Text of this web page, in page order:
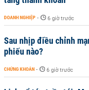
DOANH NGHIỆP - 6 giờ trước
Sau nhịp điều chỉnh
phiếu nào?
CHỨNG KHOÁN - 6 giờ trước